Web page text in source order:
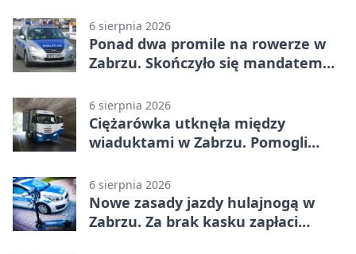
6 sierpnia 2026
Ponad dwa promile na rowerze w
Zabrzu. Skończyło się mandatem
6 sierpnia 2026
Ciężarówka utknęła między
wiaduktami w Zabrzu. Pomogli
6 sierpnia 2026
Nowe zasady jazdy hulajnogą w
Zabrzu. Za brak kasku zapłaci